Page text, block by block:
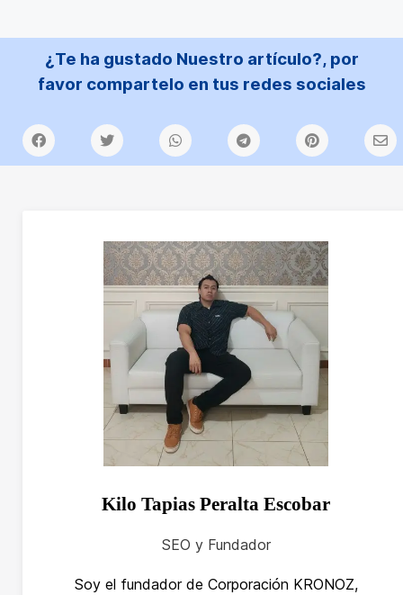
¿Te ha gustado Nuestro artículo?, por
favor compartelo en tus redes sociales
Kilo Tapias Peralta Escobar
SEO y Fundador
Soy el fundador de Corporación KRONOZ,